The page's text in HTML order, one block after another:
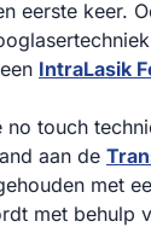
eerste keer.
IntraLasik
touch
aan de
met
met